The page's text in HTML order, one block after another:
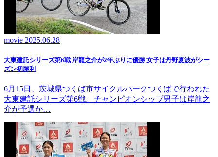
movie 2025.06.28
大東建託シリーズ第6戦 岸龍之介が2年ぶりに優勝 女子は丹野夏波がシー
ズン初勝利
6月15日、茨城県つくば市サイクルパークつくばで行われた
大東建託シリーズ第6戦。チャンピオンシップ男子は岸龍之
介が予選か…